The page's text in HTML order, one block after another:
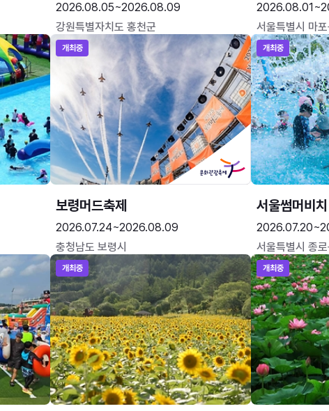
2026.08.05~2026.08.09
강원특별자치도 홍천군
서울특별시 마
개최중
보령머드축제
2026.07.24~2026.08.09
충청남도 보령시
개최중
서울썸머비치
서울특별시 종
개최중 개최중